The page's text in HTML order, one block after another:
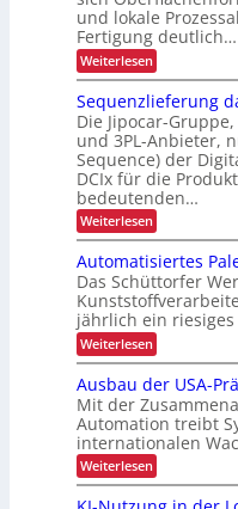
n
g
h
ö
f
e
P
r
ä
z
i
s
i
o
n
i
m
i
n
n
e
r
b
e
t
r
i
e
h
e
r
h
e
i
t
d
u
r
c
h
L
E
D
-
P
r
o
j
e
E
F
G
-
B
a
u
r
e
i
h
e
n
j
e
t
t
e
r
h
ä
und lokale
Fertigung deutlich…
Weiterlesen:
S
c
h
n
e
l
l
e
r
e
P
r
o
z
e
s
s
r
c
k
m
e
l
d
Sequenzlieferung
Die Jipocar-
und 3PL-Anbieter,
Sequence) der
DCIx für die
bedeutenden…
Weiterlesen:
S
q
u
e
n
z
l
i
e
f
e
r
u
n
g
d
Automatisiertes
Das Schüttorfer
jährlich ein
Weiterlesen:
A
t
o
m
a
t
i
Ausbau der USA-
Mit der
Automation treibt
internationalen
Weiterlesen:
A